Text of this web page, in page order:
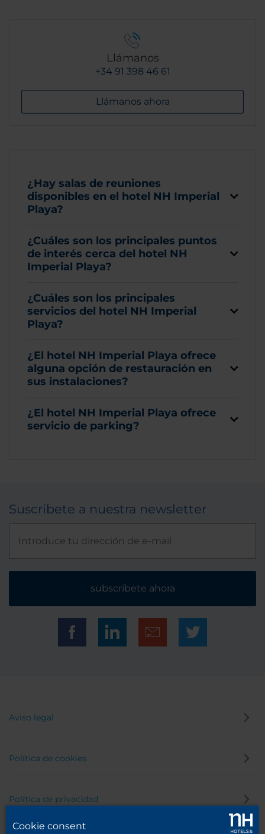
Llámanos
+34 91 398 46 61
Llámanos ahora
¿Hay salas de reuniones
disponibles en el hotel NH Imperial
Playa?
¿Cuáles son los principales puntos
de interés cerca del hotel NH
Imperial Playa?
¿Cuáles son los principales
servicios del hotel NH Imperial
Playa?
¿El hotel NH Imperial Playa ofrece
alguna opción de restauración en
sus instalaciones?
¿El hotel NH Imperial Playa ofrece
servicio de parking?
Suscríbete a nuestra newsletter
subscríbete ahora
Aviso legal
Política de cookies
Política de privacidad
Cookie consent